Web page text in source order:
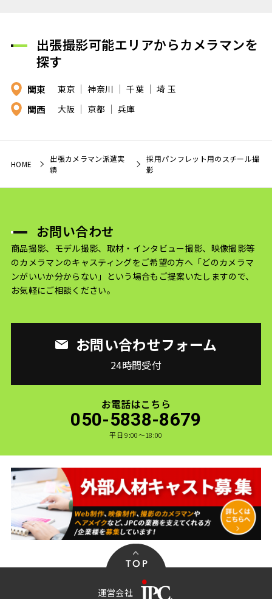
出張撮影可能エリアからカメラマンを
探す
関東 東京 神奈川 千葉 埼 玉
関西 大阪 京都 兵庫
HOME
出張カメラマン派遣実
績
採用パンフレット用のスチール撮
影
お問い合わせ
商品撮影、モデル撮影、取材・インタビュー撮影、映像撮影等
のカメラマンのキャスティングをご希望の方へ 「どのカメラマ
ンがいいか分からない」という場合もご提案いたしますので、
お気軽にご相談ください。
お問い合わせフォーム
24時間受付
お電話はこちら
050-5838-8679
平日 9:00〜18:00
運営会社